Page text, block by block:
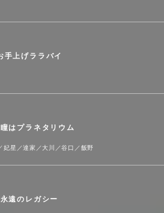
手上げララバイ
はプラネタリウム
妃星／達家／大川／谷口／飯野
永遠のレガシー